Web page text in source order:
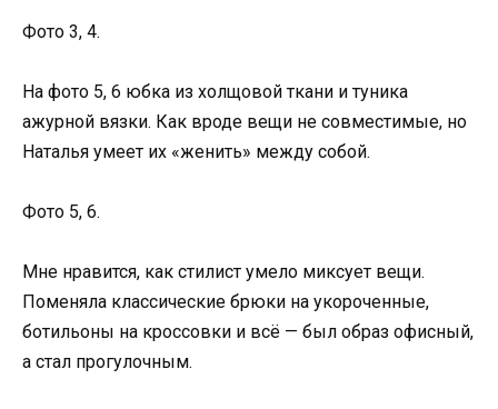
Фото 3, 4.
На фото 5, 6 юбка из холщовой ткани и туника
ажурной вязки. Как вроде вещи не совместимые, но
Наталья умеет их «женить» между собой.
Фото 5, 6.
Мне нравится, как стилист умело миксует вещи.
Поменяла классические брюки на укороченные,
ботильоны на кроссовки и всё — был образ офисный,
а стал прогулочным.